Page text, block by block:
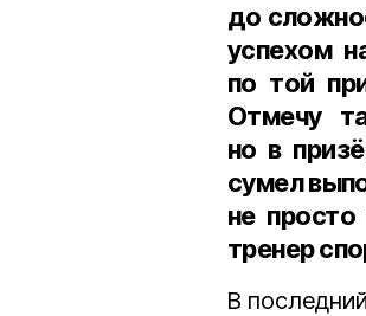
до
успехом
по той
Отмечу
но в
сумел
не просто
тренер
В